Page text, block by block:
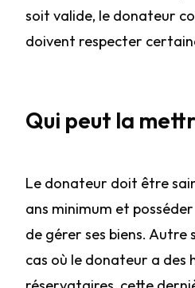
soit valide, le donateur
doivent respecter
Qui peut la
Le donateur doit être
ans minimum et
de gérer ses biens. Autre
cas où le donateur a des